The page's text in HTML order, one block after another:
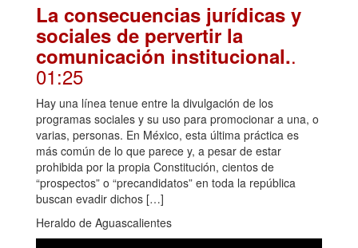
La consecuencias jurídicas y
sociales de pervertir la
comunicación institucional..
01:25
Hay una línea tenue entre la divulgación de los
programas sociales y su uso para promocionar a una, o
varias, personas. En México, esta última práctica es
más común de lo que parece y, a pesar de estar
prohibida por la propia Constitución, cientos de
“prospectos” o “precandidatos” en toda la república
buscan evadir dichos […]
Heraldo de Aguascalientes